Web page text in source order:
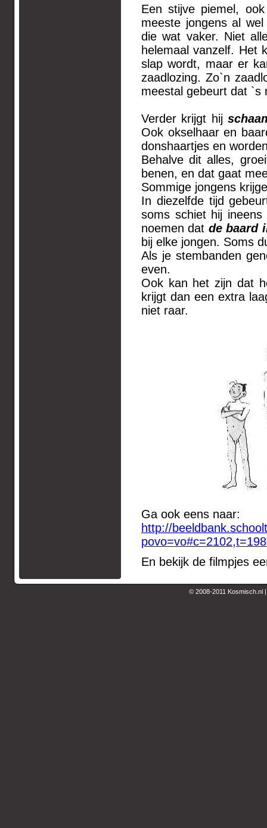
Een stijve piemel,
meeste jongens al
die wat vaker. Niet
helemaal vanzelf. Het
slap wordt, maar er
zaadlozing. Zo`n
meestal gebeurt dat
Verder krijgt hij
Ook okselhaar en
donshaartjes en
Behalve dit alles,
benen, en dat gaat
Sommige jongens
In diezelfde tijd
soms schiet hij
noemen dat de baard
bij elke jongen. Soms
Als je stembanden
even.
Ook kan het zijn dat
krijgt dan een extra
niet raar.
Ga ook eens naar:
http://
En bekijk de filmpjes
© 2008-2011 Kosmisch.nl